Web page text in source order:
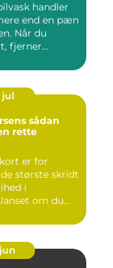
handler
end en pæn
Når du
fjerner...
jul
sådan
rette
er for
største skridt
i
om du